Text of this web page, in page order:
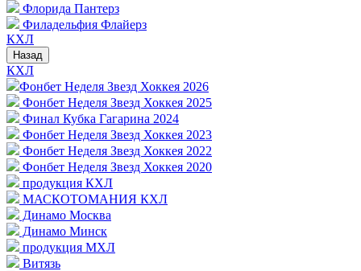
Флорида Пантерз
Филадельфия Флайерз
КХЛ
Назад
КХЛ
Фонбет Неделя Звезд Хоккея 2026
Фонбет Неделя Звезд Хоккея 2025
Финал Кубка Гагарина 2024
Фонбет Неделя Звезд Хоккея 2023
Фонбет Неделя Звезд Хоккея 2022
Фонбет Неделя Звезд Хоккея 2020
продукция КХЛ
МАСКОТОМАНИЯ КХЛ
Динамо Москва
Динамо Минск
продукция МХЛ
Витязь